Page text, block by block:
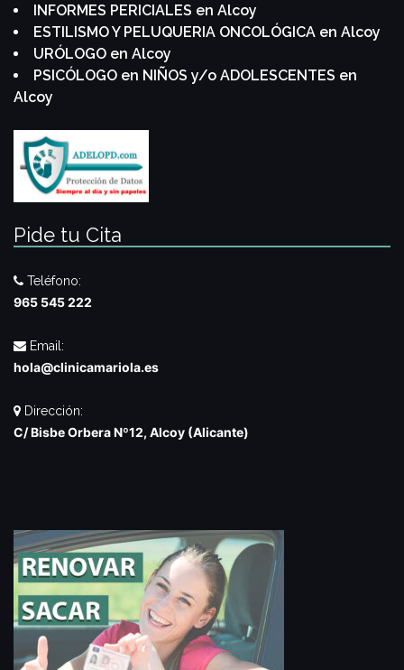
INFORMES PERICIALES en Alcoy
ESTILISMO Y PELUQUERIA ONCOLÓGICA en Alcoy
URÓLOGO en Alcoy
PSICÓLOGO en NIÑOS y/o ADOLESCENTES en
Alcoy
Pide tu Cita
Teléfono:
965 545 222
Email:
hola@clinicamariola.es
Dirección:
C/ Bisbe Orbera Nº12, Alcoy (Alicante)